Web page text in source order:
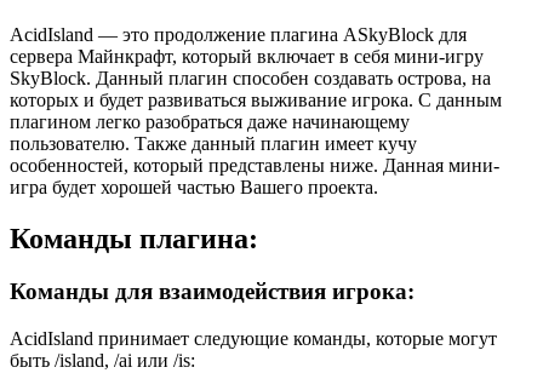
AcidIsland — это продолжение плагина ASkyBlock для
сервера Майнкрафт, который включает в себя мини-игру
SkyBlock. Данный плагин способен создавать острова, на
которых и будет развиваться выживание игрока. С данным
плагином легко разобраться даже начинающему
пользователю. Также данный плагин имеет кучу
особенностей, который представлены ниже. Данная мини-
игра будет хорошей частью Вашего проекта.
Команды плагина:
Команды для взаимодействия игрока:
AcidIsland принимает следующие команды, которые могут
быть /island, /ai или /is: